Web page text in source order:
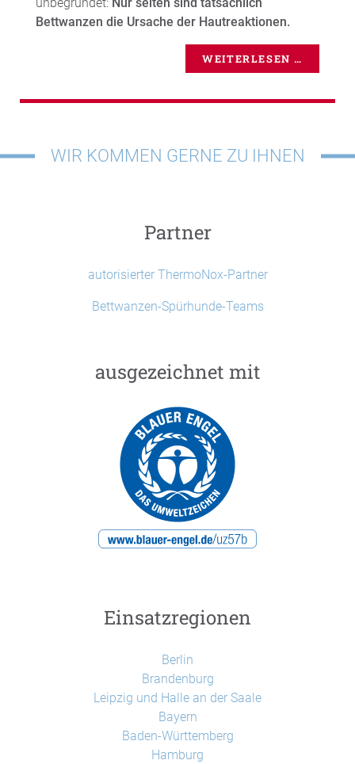
Bettwanzen die Ursache der Hautreaktionen.
WEITERLESEN …
WIR KOMMEN GERNE ZU IHNEN
Partner
autorisierter ThermoNox-Partner
Bettwanzen-Spürhunde-Teams
ausgezeichnet mit
Einsatzregionen
Berlin
Brandenburg
Leipzig und Halle an der Saale
Bayern
Baden-Württemberg
Hamburg